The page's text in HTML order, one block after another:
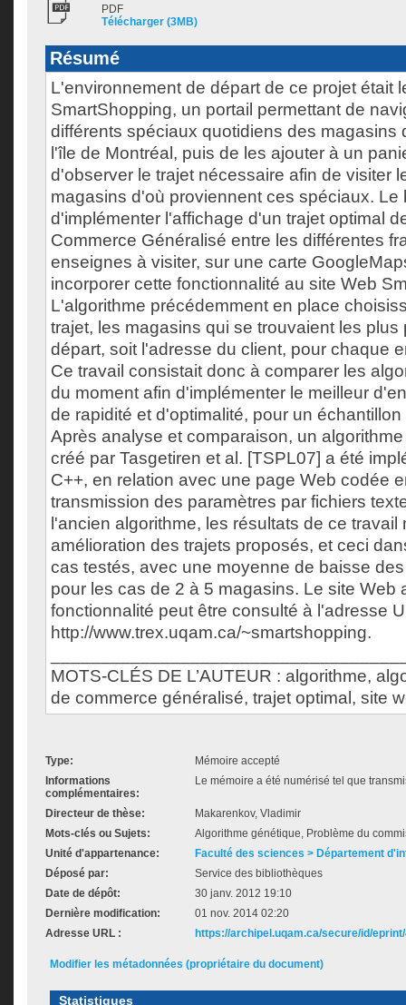
PDF
Télécharger (3MB)
Résumé
L'environnement de départ de ce projet était
SmartShopping, un portail permettant de
différents spéciaux quotidiens des magasins
l'île de Montréal, puis de les ajouter à un
d'observer le trajet nécessaire afin de visiter
magasins d'où proviennent ces spéciaux. Le
d'implémenter l'affichage d'un trajet optimal
Commerce Généralisé entre les différentes
enseignes à visiter, sur une carte
incorporer cette fonctionnalité au site Web
L'algorithme précédemment en place
trajet, les magasins qui se trouvaient les
départ, soit l'adresse du client, pour chaque
Ce travail consistait donc à comparer les
du moment afin d'implémenter le meilleur
de rapidité et d'optimalité, pour un
Après analyse et comparaison, un
créé par Tasgetiren et al. [TSPL07] a été
C++, en relation avec une page Web codée
transmission des paramètres par fichiers
l'ancien algorithme, les résultats de ce travail
amélioration des trajets proposés, et ceci
cas testés, avec une moyenne de baisse
pour les cas de 2 à 5 magasins. Le site Web
fonctionnalité peut être consulté à l'adresse
http://www.trex.uqam.ca/~smartshopping.
MOTS-CLÉS DE L’AUTEUR : algorithme,
de commerce généralisé, trajet optimal, site
Type:
Mémoire accepté
Informations
complémentaires:
Le mémoire a été numérisé tel que
Directeur de thèse:
Makarenkov, Vladimir
Mots-clés ou Sujets:
Algorithme génétique, Problème du
Unité d'appartenance:
Faculté des sciences > Département
Déposé par:
Service des bibliothèques
Date de dépôt:
30 janv. 2012 19:10
Dernière modification:
01 nov. 2014 02:20
Adresse URL :
https://archipel.uqam.ca/secure/id/
Modifier les métadonnées (propriétaire du document)
Statistiques